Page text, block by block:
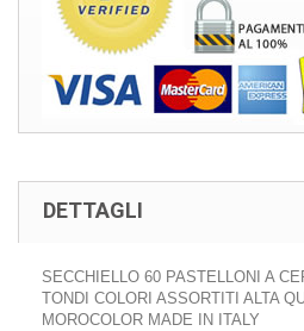
DETTAGLI
SECCHIELLO 60 PASTELLONI A
TONDI COLORI ASSORTITI ALTA
MOROCOLOR MADE IN ITALY